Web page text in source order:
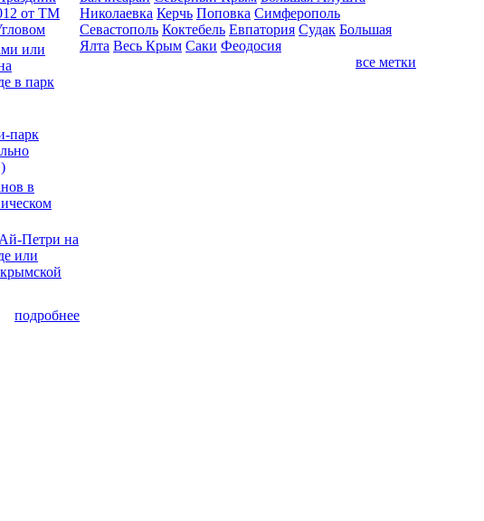
от ТМ
или
в парк
парк
в
Петри на
или
подробнее
Николаевка Керчь Поповка Симферополь
Севастополь Коктебель Евпатория Судак Большая
Ялта Весь Крым Саки Феодосия
все метки